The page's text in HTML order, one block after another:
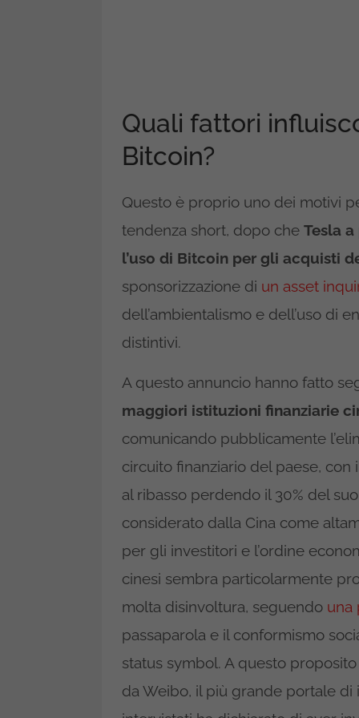
Quali fattori
Bitcoin?
Questo è proprio uno dei motivi
tendenza short, dopo che Tesla
l’uso di Bitcoin per gli acquisti
sponsorizzazione di un asset
dell’ambientalismo e dell’uso di
distintivi.
A questo annuncio hanno fatto
maggiori istituzioni finanziarie
comunicando pubblicamente
circuito finanziario del paese,
al ribasso perdendo il 30% del
considerato dalla Cina come
per gli investitori e l’ordine
cinesi sembra particolarmente
molta disinvoltura, seguendo una
passaparola e il conformismo
status symbol. A questo
da Weibo, il più grande portale di